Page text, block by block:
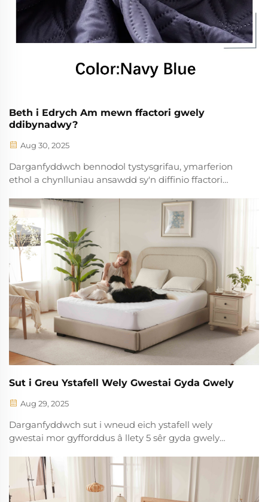
Beth i Edrych Am mewn ffactori gwely
ddibynadwy?
Aug 30, 2025
Darganfyddwch bennodol tystysgrifau, ymarferion
ethol a chynlluniau ansawdd sy'n diffinio ffactori
cynaliadwyedd a chysondeb. Dysgwch ragor.
Sut i Greu Ystafell Wely Gwestai Gyda Gwely
Aug 29, 2025
Darganfyddwch sut i wneud eich ystafell wely
gwestai mor gyfforddus â llety 5 sêr gyda gwely
Dysgwch y breintiau a ddefnyddir gan llety
uchelgeint am gyffordd a hyfrydoldeb gwestai.